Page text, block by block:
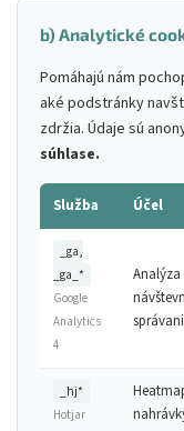
b) Analytické
Pomáhajú nám
aké podstránky
zdržia. Údaje sú
súhlase.
Služba Účel
_ga,
_ga_*
Google
Analytics
4
Analýza
_hj*
Hotjar